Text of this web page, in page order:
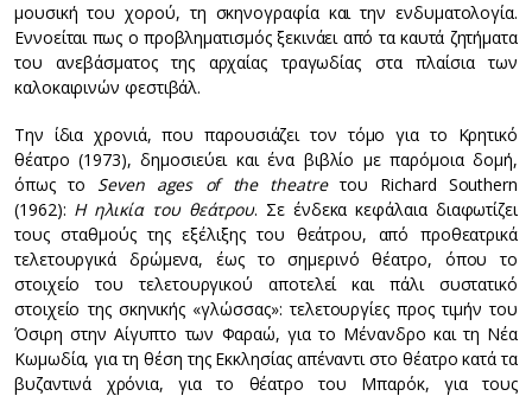
μουσική του χορού, τη σκηνογραφία και την ενδυματολογία.
Εννοείται πως ο προβληματισμός ξεκινάει από τα καυτά ζητήματα
του ανεβάσματος της αρχαίας τραγωδίας στα πλαίσια των
καλοκαιρινών φεστιβάλ.
Την ίδια χρονιά, που παρουσιάζει τον τόμο για το Κρητικό
θέατρο (1973), δημοσιεύει και ένα βιβλίο με παρόμοια δομή,
όπως το Seven ages of the theatreτου Richard Southern
(1962): Η ηλικία του θεάτρου. Σε ένδεκα κεφάλαια διαφωτίζει
τους σταθμούς της εξέλιξης του θεάτρου, από προθεατρικά
τελετουργικά δρώμενα, έως το σημερινό θέατρο, όπου το
στοιχείο του τελετουργικού αποτελεί και πάλι συστατικό
στοιχείο της σκηνικής «γλώσσας»: τελετουργίες προς τιμήν του
Όσιρη στην Αίγυπτο των Φαραώ, για το Μένανδρο και τη Νέα
Κωμωδία, για τη θέση της Εκκλησίας απέναντι στο θέατρο κατά τα
βυζαντινά χρόνια, για το θέατρο του Μπαρόκ, για τους